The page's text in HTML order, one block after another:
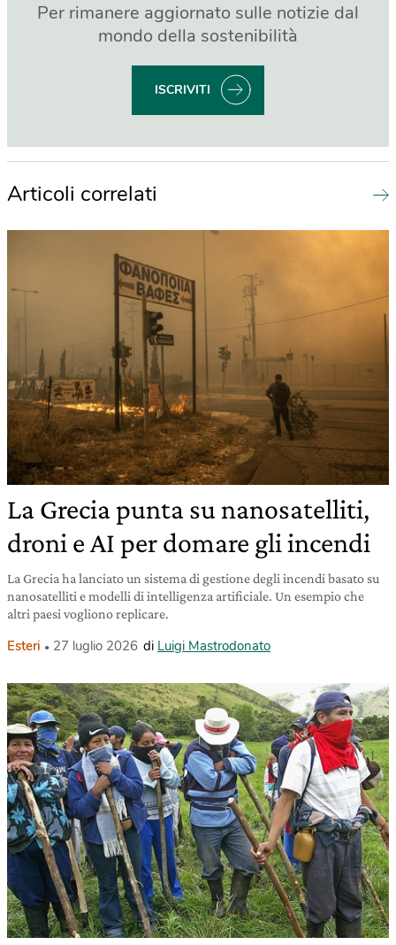
Per rimanere aggiornato sulle notizie dal
mondo della sostenibilità
ISCRIVITI
Articoli correlati
La Grecia punta su nanosatelliti,
droni e AI per domare gli incendi
La Grecia ha lanciato un sistema di gestione degli incendi basato su
nanosatelliti e modelli di intelligenza artificiale. Un esempio che
altri paesi vogliono replicare.
Esteri 27 luglio 2026 di Luigi Mastrodonato